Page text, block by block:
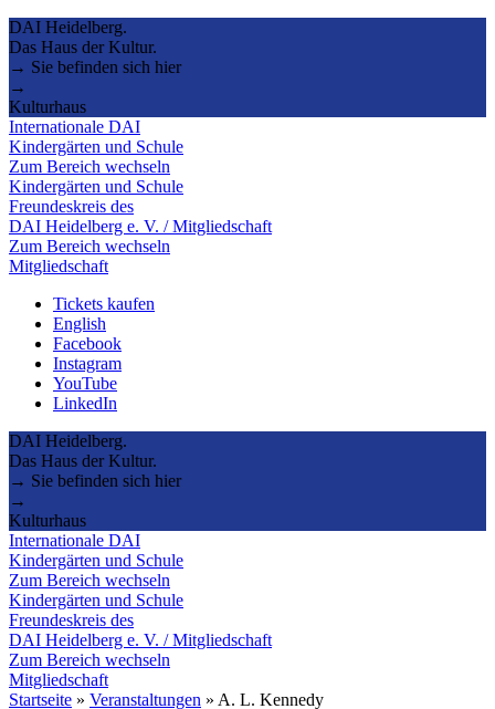
DAI Heidelberg.
Das Haus der Kultur.
→ Sie befinden sich hier
→
Kulturhaus
Internationale DAI
Kindergärten und Schule
Zum Bereich wechseln
Kindergärten und Schule
Freundeskreis des
DAI Heidelberg e. V. / Mitgliedschaft
Zum Bereich wechseln
Mitgliedschaft
Tickets kaufen
English
Facebook
Instagram
YouTube
LinkedIn
DAI Heidelberg.
Das Haus der Kultur.
→ Sie befinden sich hier
→
Kulturhaus
Internationale DAI
Kindergärten und Schule
Zum Bereich wechseln
Kindergärten und Schule
Freundeskreis des
DAI Heidelberg e. V. / Mitgliedschaft
Zum Bereich wechseln
Mitgliedschaft
Startseite » Veranstaltungen » A. L. Kennedy